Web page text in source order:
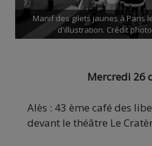
Manif des gilets jaunes à Paris
d'illustration. Crédit
Mercredi 26
Alès : 43 ème café des
devant le théâtre Le